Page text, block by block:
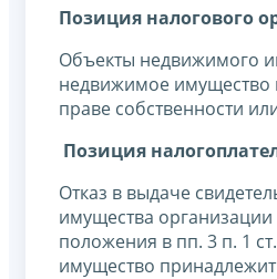
Позиция налогового
Объекты недвижимого
недвижимое имущество
праве собственности
Позиция
Отказ в выдаче
имущества
положения в пп. 3 п. 1
имущество